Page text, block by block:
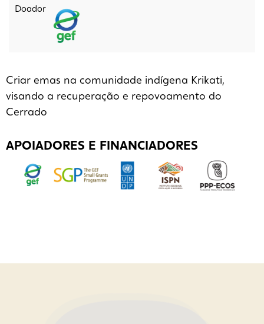
Doador
Criar emas na comunidade indígena Krikati,
visando a recuperação e repovoamento do
Cerrado
APOIADORES E FINANCIADORES